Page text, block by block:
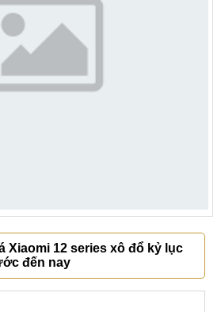
Xiaomi 12 series xô đổ kỷ lục
đến nay